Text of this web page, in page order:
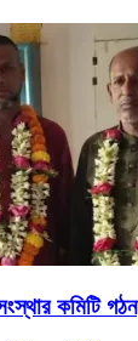
কমিটি গঠন